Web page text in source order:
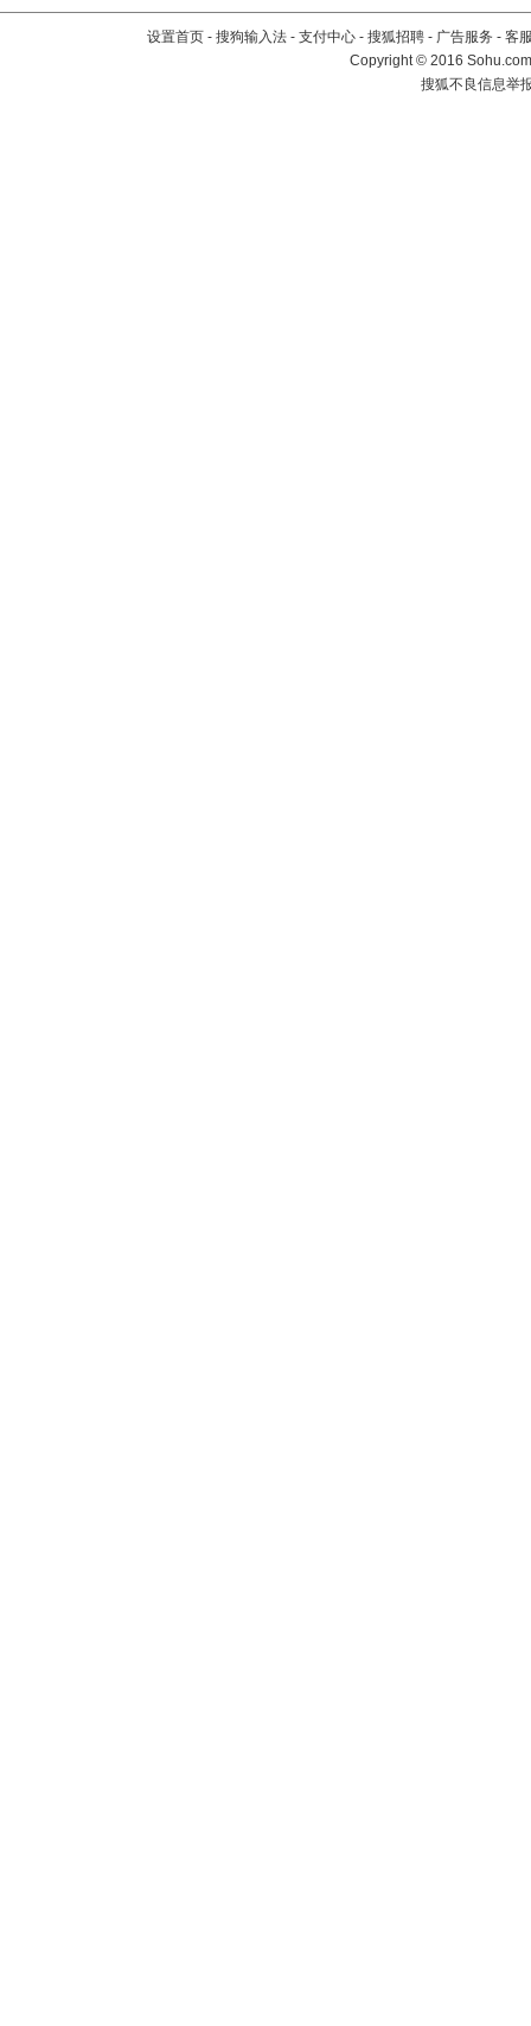
设置首页 - 搜狗输入法 - 支付中心 - 搜狐招聘 - 广告服务 - 客
Copyright©2016
搜狐不良信息举